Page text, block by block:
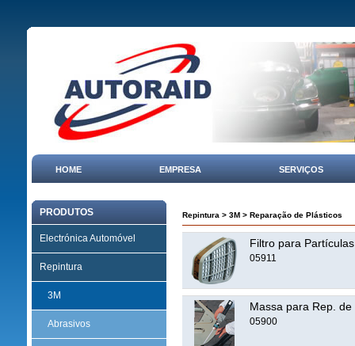
HOME EMPRESA SERVIÇOS
PRODUTOS
Electrónica Automóvel
Repintura
3M
Abrasivos
Repintura > 3M > Reparação de Plásticos
Filtro para
05911
Massa para Rep.
05900